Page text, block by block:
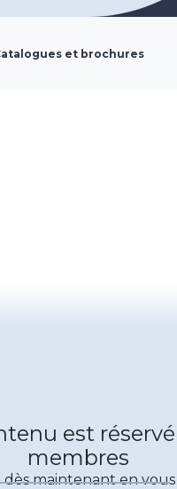
et brochures
est
membres
maintenant en vous